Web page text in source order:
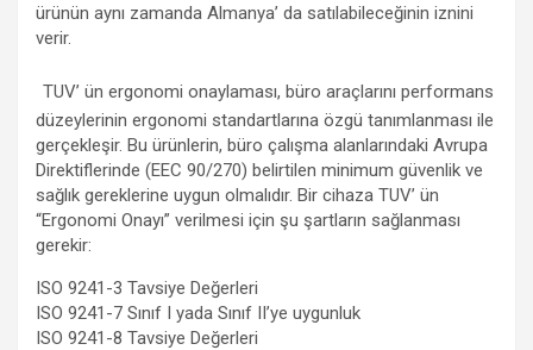
ürünün aynı zamanda Almanya’ da satılabileceğinin iznini
verir.
TUV’ ün ergonomi onaylaması, büro araçlarını performans
düzeylerinin ergonomi standartlarına özgü tanımlanması ile
gerçekleşir. Bu ürünlerin, büro çalışma alanlarındaki Avrupa
Direktiflerinde (EEC 90/270) belirtilen minimum güvenlik ve
sağlık gereklerine uygun olmalıdır. Bir cihaza TUV’ ün
“Ergonomi Onayı” verilmesi için şu şartların sağlanması
gerekir:
ISO 9241-3 Tavsiye Değerleri
ISO 9241-7 Sınıf I yada Sınıf II’ye uygunluk
ISO 9241-8 Tavsiye Değerleri